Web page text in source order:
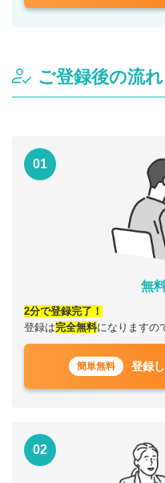
ご登録後の流れ
01
無
2分で登録完了！
登録は完全無料になりますの
簡単無料 登録
02